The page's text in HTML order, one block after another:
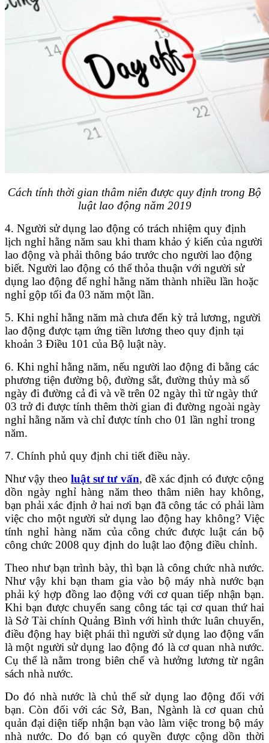
Cách tính thời gian thâm niên được quy định trong Bộ
luật lao động năm 2019
4. Người sử dụng lao động có trách nhiệm quy định
lịch nghỉ hằng năm sau khi tham khảo ý kiến của người
lao động và phải thông báo trước cho người lao động
biết. Người lao động có thể thỏa thuận với người sử
dụng lao động để nghỉ hằng năm thành nhiều lần hoặc
nghỉ gộp tối đa 03 năm một lần.
5. Khi nghỉ hằng năm mà chưa đến kỳ trả lương, người
lao động được tạm ứng tiền lương theo quy định tại
khoản 3 Điều 101 của Bộ luật này.
6. Khi nghỉ hằng năm, nếu người lao động đi bằng các
phương tiện đường bộ, đường sắt, đường thủy mà số
ngày đi đường cả đi và về trên 02 ngày thì từ ngày thứ
03 trở đi được tính thêm thời gian đi đường ngoài ngày
nghỉ hằng năm và chỉ được tính cho 01 lần nghỉ trong
năm.
7. Chính phủ quy định chi tiết điều này.
Như vậy theoluật sư tư vấn, đề xác định có được cộng
dồn ngày nghỉ hàng năm theo thâm niên hay không,
bạn phải xác định ở hai nơi bạn đã công tác có phải làm
việc cho một người sử dụng lao động hay không? Việc
tính nghỉ hàng năm của công chức được luật cán bộ
công chức 2008 quy định do luật lao động điều chỉnh.
Theo như bạn trình bày, thì bạn là công chức nhà nước.
Như vậy khi bạn tham gia vào bộ máy nhà nước bạn
phải ký hợp đồng lao động với cơ quan tiếp nhận bạn.
Khi bạn được chuyển sang công tác tại cơ quan thứ hai
là Sở Tài chính Quảng Bình với hình thức luân chuyển,
điều động hay biệt phái thì người sử dụng lao động vấn
là một người sử dụng lao động đó là cơ quan nhà nước.
Cụ thể là nằm trong biên chế và hưởng lương từ ngân
sách nhà nước.
Do đó nhà nước là chủ thể sử dụng lao động đối với
bạn. Còn đối với các Sở, Ban, Ngành là cơ quan chủ
quản đại diện tiếp nhận bạn vào làm việc trong bộ máy
nhà nước. Do đó bạn có quyền được cộng dồn thời